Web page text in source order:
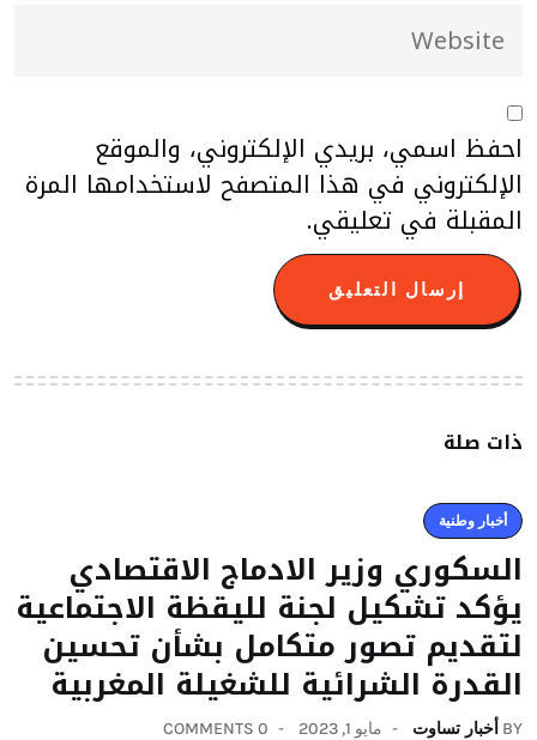
احفظ اسمي، بريدي الإلكتروني، والموقع
الإلكتروني في هذا المتصفح لاستخدامها المرة
المقبلة في تعليقي.
ذات صلة
أخبار وطنية
السكوري وزير الادماج الاقتصادي
يؤكد تشكيل لجنة لليقظة الاجتماعية
لتقديم تصور متكامل بشأن تحسين
القدرة الشرائية للشغيلة المغربية
BY أخبار تساوت مايو 1, 2023 0 COMMENTS